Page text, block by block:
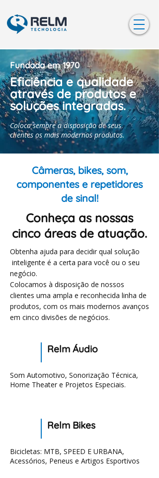
Fundada em 1970
Eficiência e qualidade
através de produtos e
soluções integradas.
Coloca sempre à disposição de seus
clientes os mais modernos produtos.
Câmeras, bikes, som,
componentes e repetidores
de sinal!
Conheça as nossas
cinco áreas de atuação.
Obtenha ajuda para decidir qual solução
inteligente é a certa para você ou o seu
negócio.
Colocamos à disposição de nossos
clientes uma ampla e reconhecida linha de
produtos, com os mais modernos avanços
em cinco divisões de negócios.
Relm Áudio
Som Automotivo, Sonorização Técnica,
Home Theater e Projetos Especiais.
Relm Bikes
Bicicletas: MTB, SPEED E URBANA,
Acessórios, Peneus e Artigos Esportivos